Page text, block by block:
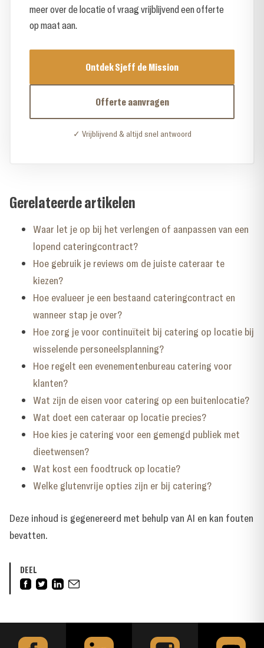
meer over de locatie of vraag vrijblijvend een offerte
op maat aan.
Ontdek Sjeff de Mission
Offerte aanvragen
✓ Vrijblijvend & altijd snel antwoord
Gerelateerde artikelen
Waar let je op bij het verlengen of aanpassen van een
lopend cateringcontract?
Hoe gebruik je reviews om de juiste cateraar te
kiezen?
Hoe evalueer je een bestaand cateringcontract en
wanneer stap je over?
Hoe zorg je voor continuïteit bij catering op locatie bij
wisselende personeelsplanning?
Hoe regelt een evenementenbureau catering voor
klanten?
Wat zijn de eisen voor catering op een buitenlocatie?
Wat doet een cateraar op locatie precies?
Hoe kies je catering voor een gemengd publiek met
dieetwensen?
Wat kost een foodtruck op locatie?
Welke glutenvrije opties zijn er bij catering?
Deze inhoud is gegenereerd met behulp van AI en kan fouten
bevatten.
DEEL